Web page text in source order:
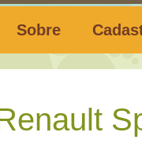
Sobre